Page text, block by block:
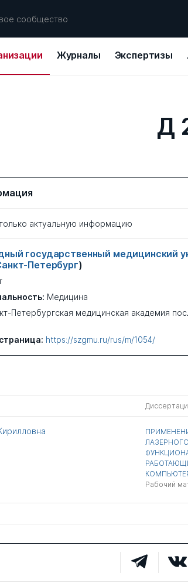
сообщество
Журналы Экспертизы
Д
актуальную информацию
государственный медицинский
Петербург)
Медицина
Петербургская медицинская академия
https://szgmu.ru/rus/m/1054/
Рабочий